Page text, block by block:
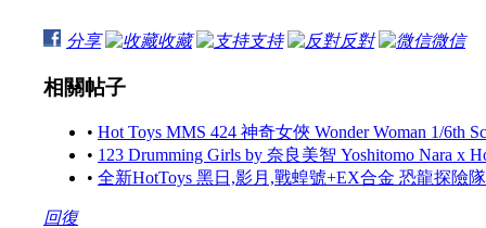
分享 收藏 支持 反對 微信
相關帖子
• Hot Toys MMS 424 神奇女俠 Wonder Woman 1/6th
• 123 Drumming Girls by 奈良美智 Yoshitomo Nara x
• 全新HotToys 黑日,影月,戰蝗號+EX合金 恐龍探險
回復